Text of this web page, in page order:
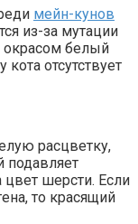
мейн-кунов
из-за мутации
окрасом белый
кота отсутствует
расцветку,
подавляет
шерсти. Если
то красящий